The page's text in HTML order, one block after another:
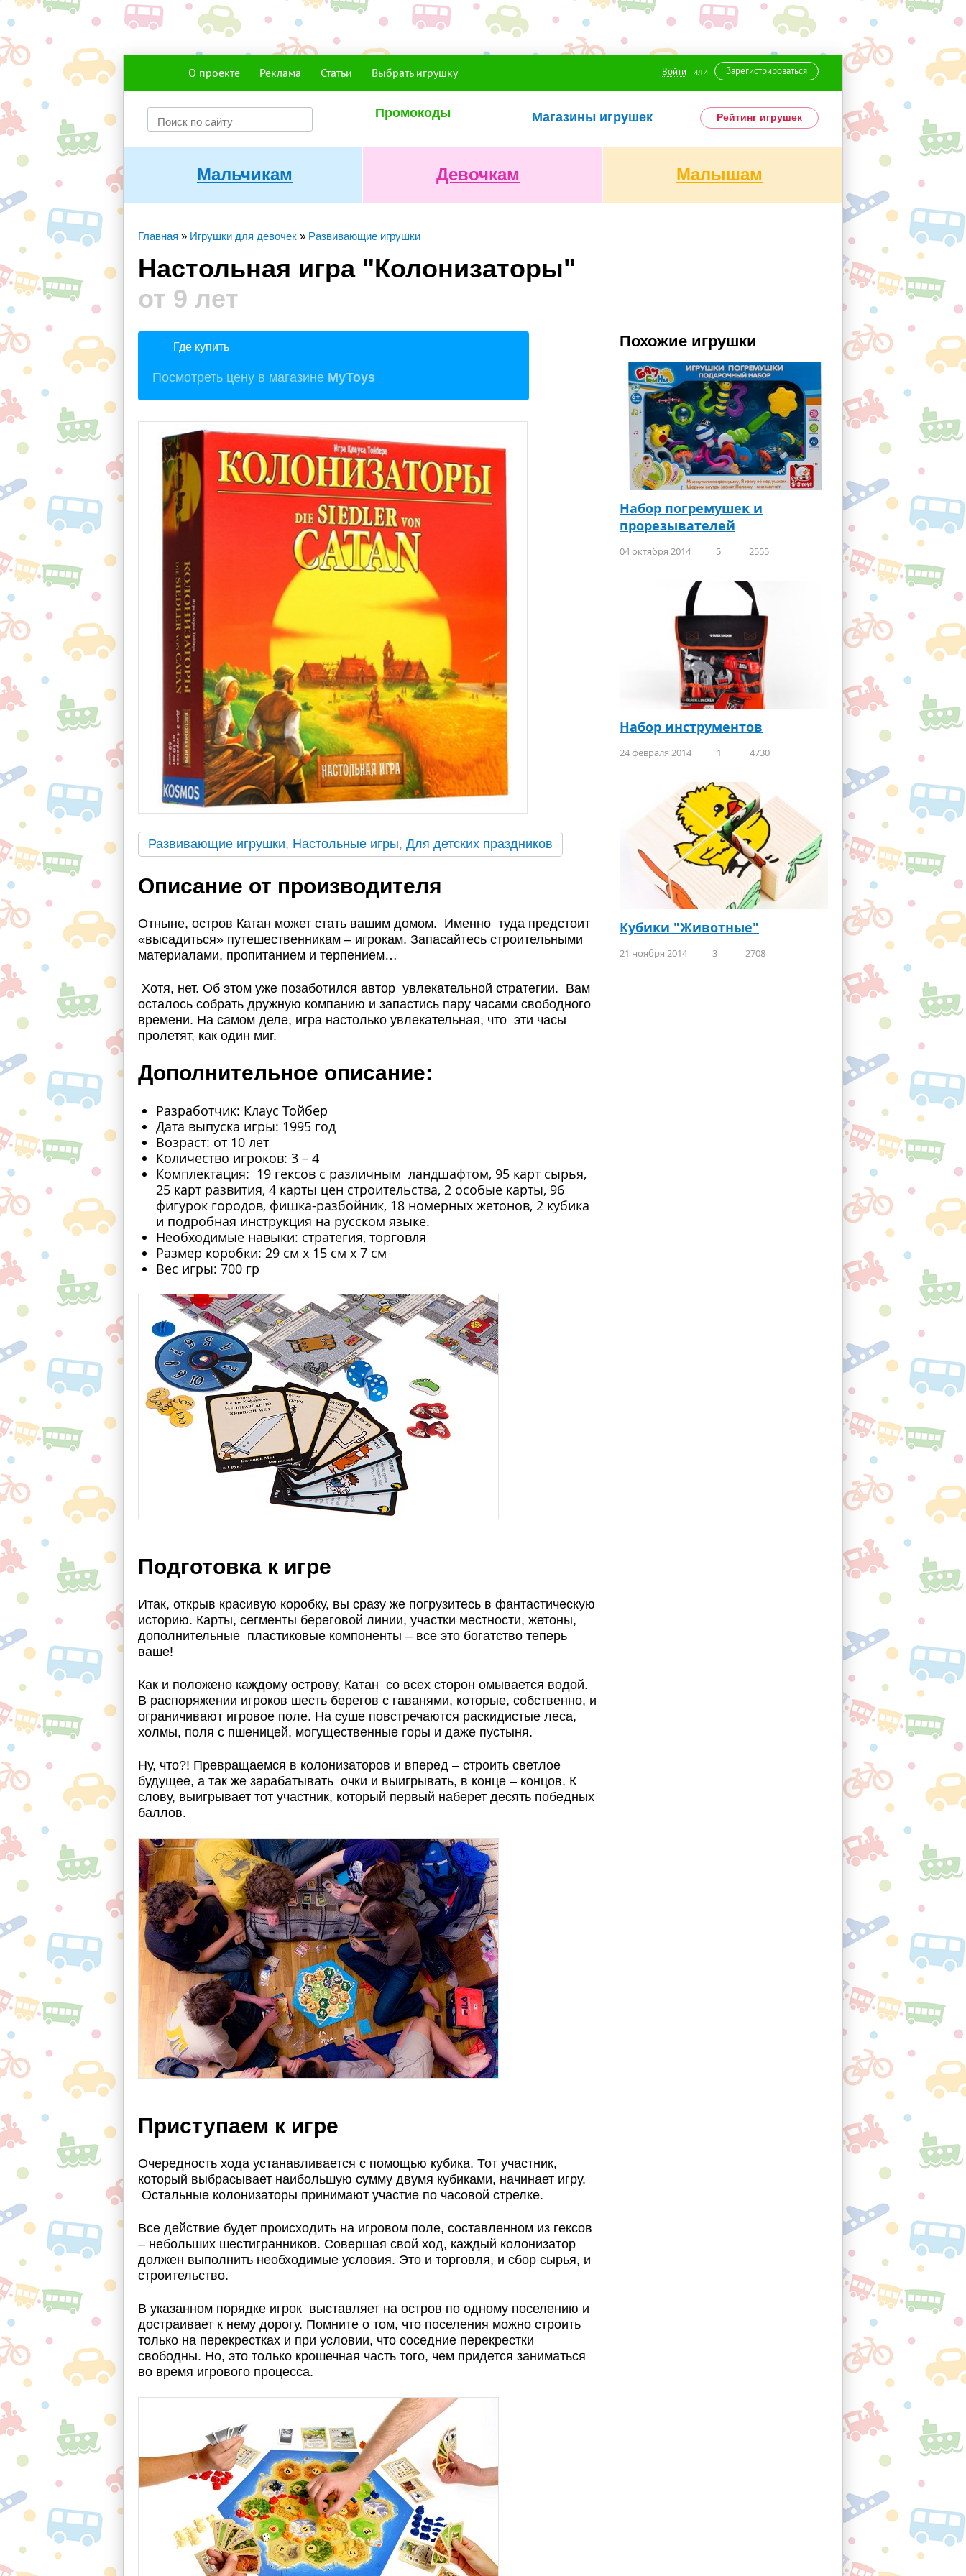
О проекте Реклама Статьи Выбрать игрушку Войти или Зарегистрироваться
Промокоды Магазины игрушек Рейтинг игрушек
Мальчикам Девочкам Малышам
Главная » Игрушки для девочек » Развивающие игрушки
Настольная игра "Колонизаторы"
от 9 лет
Где купить
Посмотреть цену в магазине MyToys
Развивающие игрушки, Настольные игры, Для детских праздников
Описание от производителя
Отныне, остров Катан может стать вашим домом. Именно туда предстоит
«высадиться» путешественникам – игрокам. Запасайтесь строительными
материалами, пропитанием и терпением…
Хотя, нет. Об этом уже позаботился автор увлекательной стратегии. Вам
осталось собрать дружную компанию и запастись пару часами свободного
времени. На самом деле, игра настолько увлекательная, что эти часы
пролетят, как один миг.
Дополнительное описание:
Разработчик: Клаус Тойбер
Дата выпуска игры: 1995 год
Возраст: от 10 лет
Количество игроков: 3 – 4
Комплектация: 19 гексов с различным ландшафтом, 95 карт сырья,
25 карт развития, 4 карты цен строительства, 2 особые карты, 96
фигурок городов, фишка-разбойник, 18 номерных жетонов, 2 кубика
и подробная инструкция на русском языке.
Необходимые навыки: стратегия, торговля
Размер коробки: 29 см x 15 см x 7 см
Вес игры: 700 гр
Подготовка к игре
Итак, открыв красивую коробку, вы сразу же погрузитесь в фантастическую
историю. Карты, сегменты береговой линии, участки местности, жетоны,
дополнительные пластиковые компоненты – все это богатство теперь
ваше!
Как и положено каждому острову, Катан со всех сторон омывается водой.
В распоряжении игроков шесть берегов с гаванями, которые, собственно, и
ограничивают игровое поле. На суше повстречаются раскидистые леса,
холмы, поля с пшеницей, могущественные горы и даже пустыня.
Ну, что?! Превращаемся в колонизаторов и вперед – строить светлое
будущее, а так же зарабатывать очки и выигрывать, в конце – концов. К
слову, выигрывает тот участник, который первый наберет десять победных
баллов.
Приступаем к игре
Очередность хода устанавливается с помощью кубика. Тот участник,
который выбрасывает наибольшую сумму двумя кубиками, начинает игру.
Остальные колонизаторы принимают участие по часовой стрелке.
Все действие будет происходить на игровом поле, составленном из гексов
– небольших шестигранников. Совершая свой ход, каждый колонизатор
должен выполнить необходимые условия. Это и торговля, и сбор сырья, и
строительство.
В указанном порядке игрок выставляет на остров по одному поселению и
достраивает к нему дорогу. Помните о том, что поселения можно строить
только на перекрестках и при условии, что соседние перекрестки
свободны. Но, это только крошечная часть того, чем придется заниматься
во время игрового процесса.
Похожие игрушки
Набор погремушек и
прорезывателей
04 октября 2014 5 2555
Набор инструментов
24 февраля 2014 1 4730
Кубики "Животные"
21 ноября 2014 3 2708